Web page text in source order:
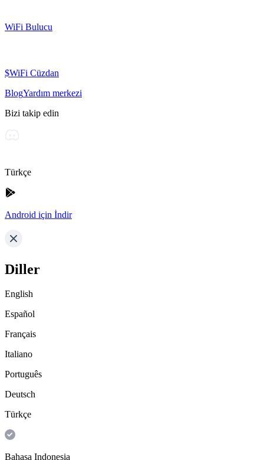
WiFi Bulucu
$WiFi Cüzdan
BlogYardım merkezi
Bizi takip edin
Türkçe
Android için İndir
Diller
English
Español
Français
Italiano
Português
Deutsch
Türkçe
Bahasa Indonesia